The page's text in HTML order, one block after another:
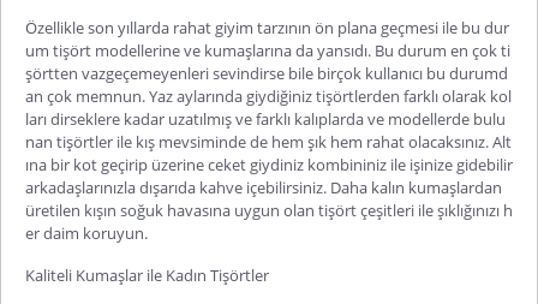
Özellikle son yıllarda rahat giyim tarzının ön plana geçmesi ile bu dur
um tişört modellerine ve kumaşlarına da yansıdı. Bu durum en çok ti
şörtten vazgeçemeyenleri sevindirse bile birçok kullanıcı bu durumd
an çok memnun. Yaz aylarında giydiğiniz tişörtlerden farklı olarak kol
ları dirseklere kadar uzatılmış ve farklı kalıplarda ve modellerde bulu
nan tişörtler ile kış mevsiminde de hem şık hem rahat olacaksınız. Alt
ına bir kot geçirip üzerine ceket giydiniz kombininiz ile işinize gidebilir
arkadaşlarınızla dışarıda kahve içebilirsiniz. Daha kalın kumaşlardan
üretilen kışın soğuk havasına uygun olan tişört çeşitleri ile şıklığınızı h
er daim koruyun.
Kaliteli Kumaşlar ile Kadın Tişörtler